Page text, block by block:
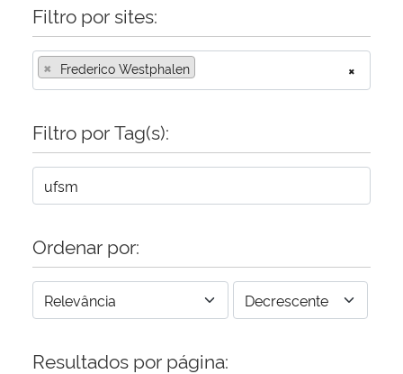
Filtro por sites:
×
× Frederico Westphalen
Filtro por Tag(s):
Ordenar por:
Resultados por página: